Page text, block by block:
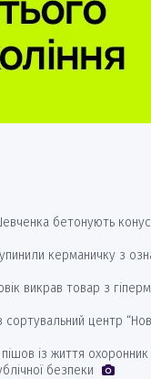
бетонують
керманичку з
викрав товар з
сортувальний центр
із життя
безпеки